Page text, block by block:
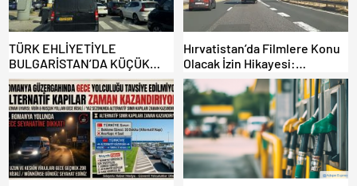
TÜRK EHLİYETİYLE
BULGARİSTAN’DA KÜÇÜK
HATA, ARACINA 6 AY EL
KONULMASINA YOL AÇTI
Hırvatistan’da Filmlere Konu
Olacak İzin Hikayesi:
Benzinlikte Eşini Unuttu!